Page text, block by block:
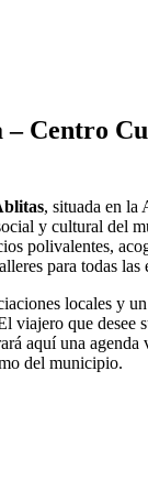
– Centro
, situada en la
y cultural del
polivalentes,
para todas las
locales y
viajero que desee
aquí una agenda
del municipio.